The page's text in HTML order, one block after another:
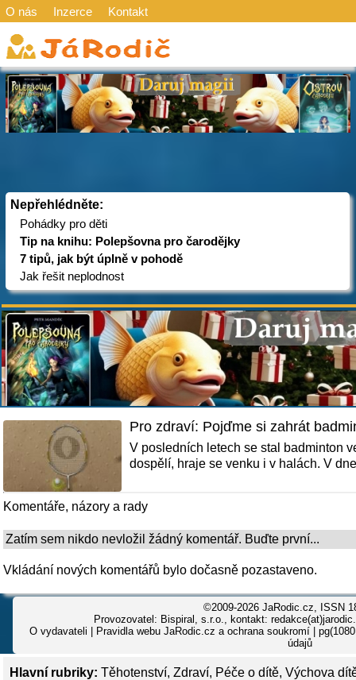
O nás Inzerce Kontakt
Nepřehlédněte:
Pohádky pro děti
Tip na knihu: Polepšovna pro čarodějky
7 tipů, jak být úplně v pohodě
Jak řešit neplodnost
Hlavní rubriky: Těhotenství, Zdraví, Péče o dítě, Výchova
Pro zdraví: Pojďme si zahrát
V posledních letech se stal badminton
dospělí, hraje se venku i v halách. V
Komentáře, názory a rady
Zatím sem nikdo nevložil žádný komentář. Buďte první...
Vkládání nových komentářů bylo dočasně pozastaveno.
©2009-2026 JaRodic.cz, ISSN
Provozovatel: Bispiral, s.r.o., kontakt:
O vydavateli
Pravidla webu JaRodic.cz a ochrana soukromí |
údajů